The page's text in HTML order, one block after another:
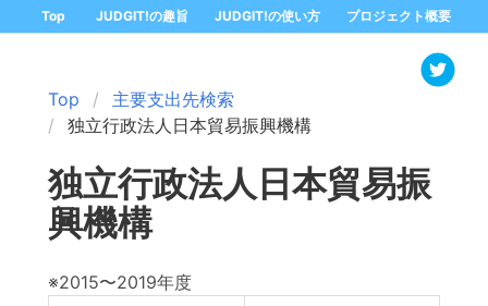
Top JUDGIT!の趣旨 JUDGIT!の使い方 プロジェクト概要
Top
主要支出先検索
独立行政法人日本貿易振興機構
独立行政法人日本貿易振
興機構
※2015〜2019年度